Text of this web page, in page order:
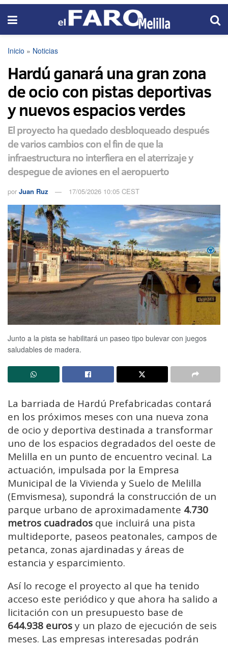
Inicio » Noticias
Hardú ganará una gran zona
de ocio con pistas deportivas
y nuevos espacios verdes
El proyecto ha quedado desbloqueado después
de varios cambios con el fin de que la
infraestructura no interfiera en el aterrizaje y
despegue de aviones en el aeropuerto
por Juan Ruz 17/05/2026 10:05 CEST
Junto a la pista se habilitará un paseo tipo bulevar con juegos
saludables de madera.
La barriada de Hardú Prefabricadas contará
en los próximos meses con una nueva zona
de ocio y deportiva destinada a transformar
uno de los espacios degradados del oeste de
Melilla en un punto de encuentro vecinal. La
actuación, impulsada por la Empresa
Municipal de la Vivienda y Suelo de Melilla
(Emvismesa), supondrá la construcción de un
parque urbano de aproximadamente 4.730
metros cuadrados que incluirá una pista
multideporte, paseos peatonales, campos de
petanca, zonas ajardinadas y áreas de
estancia y esparcimiento.
Así lo recoge el proyecto al que ha tenido
acceso este periódico y que ahora ha salido a
licitación con un presupuesto base de
644.938 eurosy un plazo de ejecución de seis
meses. Las empresas interesadas podrán